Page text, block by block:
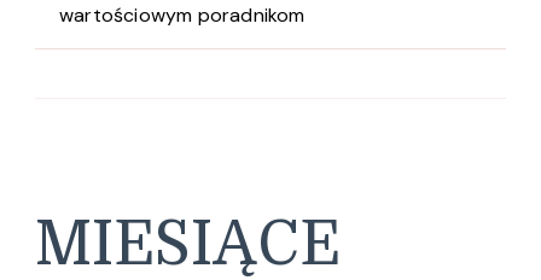
wartościowym poradnikom
MIESIĄCE